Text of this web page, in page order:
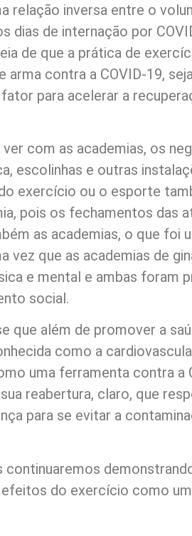
relação inversa entre o
dias de internação por
de que a prática de
arma contra a COVID-19,
para acelerar a
com as academias, os
escolinhas e outras
exercício ou o esporte
pois os fechamentos das
as academias, o que foi
vez que as academias de
e mental e ambas foram
social.
que além de promover a
como a
uma ferramenta contra a
reabertura, claro, que
para se evitar a
continuaremos
do exercício como